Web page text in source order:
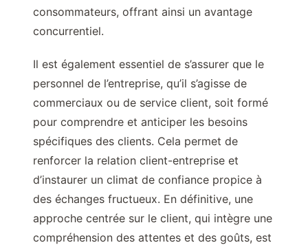
consommateurs, offrant ainsi un avantage
concurrentiel.
Il est également essentiel de s’assurer que le
personnel de l’entreprise, qu’il s’agisse de
commerciaux ou de service client, soit formé
pour comprendre et anticiper les besoins
spécifiques des clients. Cela permet de
renforcer la relation client-entreprise et
d’instaurer un climat de confiance propice à
des échanges fructueux. En définitive, une
approche centrée sur le client, qui intègre une
compréhension des attentes et des goûts, est